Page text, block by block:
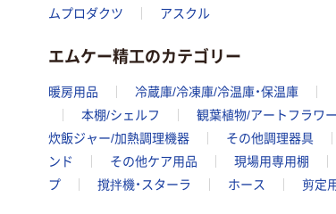
ムプロダクツ
アスクル
エムケー精工のカテゴリー
暖房用品 冷蔵庫/冷凍庫/冷温庫・保温庫
本棚/シェルフ
観葉植物/アートフラワー
炊飯ジャー/加熱調理機器
その他調理器具
ンド
その他ケア用品 現場用専用棚
プ
撹拌機・スターラ ホース 剪定